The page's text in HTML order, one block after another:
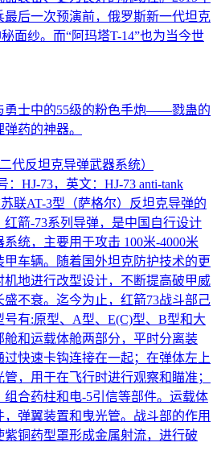
最后一次预演前，俄罗斯新一代坦克
面纱。而“阿玛塔T-14”也为当今世
勇士中的55级的粉色手炮——戮蛊的
药的神器。
二代反坦克导弹武器系统）
HJ-73，英文：HJ-73 anti-tank
联AT-3型（萨格尔）反坦克导弹的
红箭-73系列导弹，是中国自行设计
统，主要用于攻击 100米-4000米
车辆。随着国外坦克防护技术的更
机地进行改型设计，不断提高破甲威
盛不衰。迄今为止，红箭73战斗部己
有:原型、A型、E(C)型、B型和大
舱和运载体舱两部分，平时分离装
快速卡钩连接在一起；在弹体左上
，用于在飞行时进行观察和瞄准；
合药柱和电-5引信等部件。运载体
弹翼装置和曳光管。战斗部的作用
铜药型罩形成金属射流，进行破